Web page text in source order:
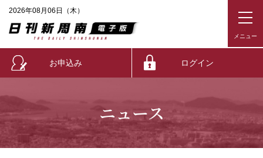
2026年08月06日（木）
お申込み ログイン
ニュース